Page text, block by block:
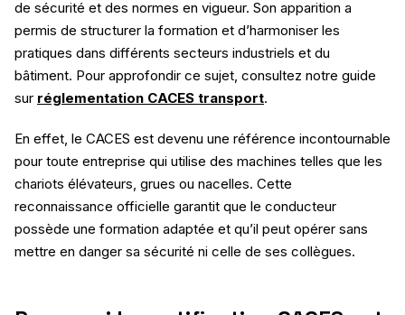
de sécurité et des normes en vigueur. Son apparition a
permis de structurer la formation et d’harmoniser les
pratiques dans différents secteurs industriels et du
bâtiment. Pour approfondir ce sujet, consultez notre guide
sur réglementation CACES transport.
En effet, le CACES est devenu une référence incontournable
pour toute entreprise qui utilise des machines telles que les
chariots élévateurs, grues ou nacelles. Cette
reconnaissance officielle garantit que le conducteur
possède une formation adaptée et qu’il peut opérer sans
mettre en danger sa sécurité ni celle de ses collègues.